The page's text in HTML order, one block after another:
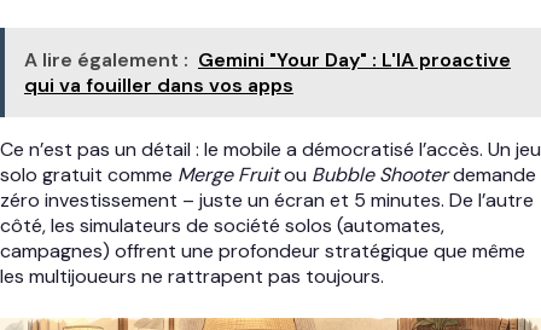
A lire également : Gemini "Your Day" : L'IA proactive
qui va fouiller dans vos apps
Ce n’est pas un détail : le mobile a démocratisé l’accès. Un jeu
solo gratuit comme Merge Fruitou Bubble Shooterdemande
zéro investissement – juste un écran et 5 minutes. De l’autre
côté, les simulateurs de société solos (automates,
campagnes) offrent une profondeur stratégique que même
les multijoueurs ne rattrapent pas toujours.